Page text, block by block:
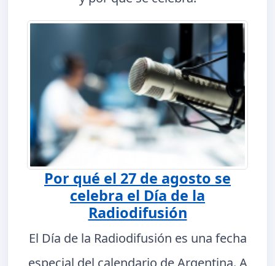
Por qué el 27 de agosto se
celebra el Día de la
Radiodifusión
El Día de la Radiodifusión es una fecha
especial del calendario de Argentina. A